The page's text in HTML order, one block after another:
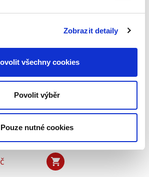
Zobrazit detaily
všechny cookies
Povolit výběr
Pouze nutné cookies
práva, i on...
K pojetí člověka a
věci v novém
soukromém právu
,Klára Hamuľáková,Tomáš Tintěra ,a kol.